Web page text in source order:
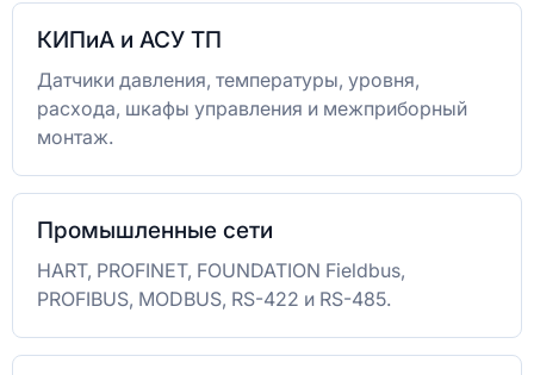
КИПиА и АСУ ТП
Датчики давления, температуры, уровня,
расхода, шкафы управления и межприборный
монтаж.
Промышленные сети
HART, PROFINET, FOUNDATION Fieldbus,
PROFIBUS, MODBUS, RS-422 и RS-485.